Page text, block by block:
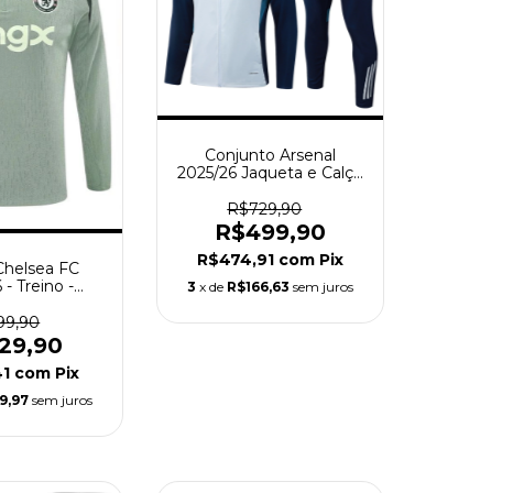
FC
- Treino -
com Pix
sem juros
Conjunto Arsenal
2025/26 Jaqueta e Calça
Cinza Claro Azul
R$729,90
R$499,90
R$474,91 com Pix
3 x de R$166,63 sem juros